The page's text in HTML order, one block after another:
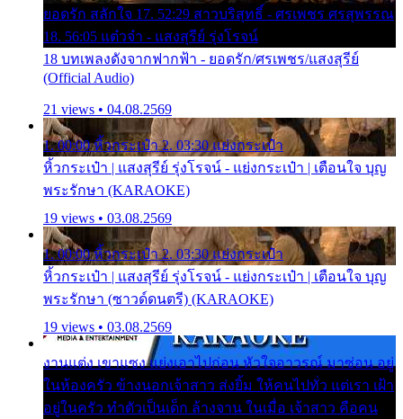
ยอดรัก สลักใจ 17. 52:29 สาวบริสุทธิ์ - ศรเพชร ศรสุพรรณ
18. 56:05 แต๋วจ๋า - แสงสุรีย์ รุ่งโรจน์
18 บทเพลงดังจากฟากฟ้า - ยอดรัก/ศรเพชร/แสงสุรีย์
(Official Audio)
21 views • 04.08.2569
1. 00:00 หิ้วกระเป๋า 2. 03:30 แย่งกระเป๋า
หิ้วกระเป๋า | แสงสุรีย์ รุ่งโรจน์ - แย่งกระเป๋า | เตือนใจ บุญ
พระรักษา (KARAOKE)
19 views • 03.08.2569
1. 00:00 หิ้วกระเป๋า 2. 03:30 แย่งกระเป๋า
หิ้วกระเป๋า | แสงสุรีย์ รุ่งโรจน์ - แย่งกระเป๋า | เตือนใจ บุญ
พระรักษา (ซาวด์ดนตรี) (KARAOKE)
19 views • 03.08.2569
งานแต่ง เขาแซง แย่งเอาไปก่อน หัวใจอาวรณ์ มาซ่อน อยู่
ในห้องครัว ข้างนอกเจ้าสาว ส่งยิ้ม ให้คนไปทั่ว แต่เรา เฝ้า
อยู่ในครัว ทำตัวเป็นเด็ก ล้างจาน ในเมื่อ เจ้าสาว คือคน